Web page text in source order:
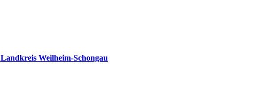
Landkreis Weilheim-Schongau